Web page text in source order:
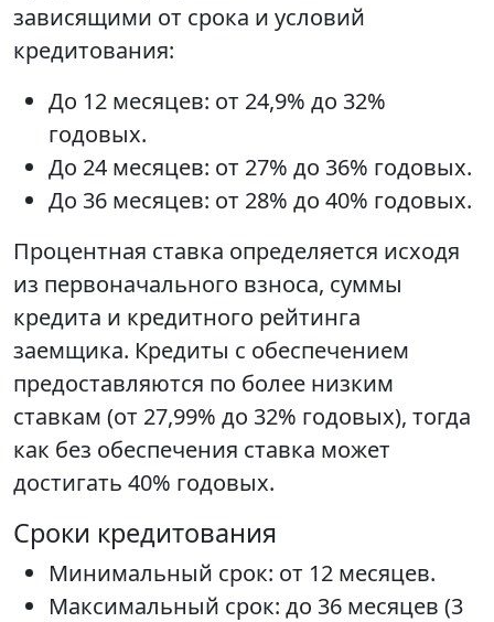
зависящими от срока и условий
кредитования:
До 12 месяцев: от 24,9% до 32%
годовых.
До 24 месяцев: от 27% до 36% годовых.
До 36 месяцев: от 28% до 40% годовых.
Процентная ставка определяется исходя
из первоначального взноса, суммы
кредита и кредитного рейтинга
заемщика. Кредиты с обеспечением
предоставляются по более низким
ставкам (от 27,99% до 32% годовых), тогда
как без обеспечения ставка может
достигать 40% годовых.
Сроки кредитования
Минимальный срок: от 12 месяцев.
Максимальный срок: до 36 месяцев (3